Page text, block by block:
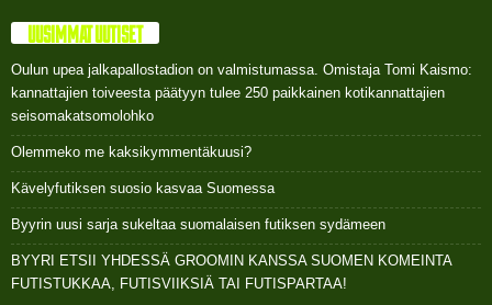
UUSIMMAT UUTISET
Oulun upea jalkapallostadion on valmistumassa. Omistaja Tomi Kaismo:
kannattajien toiveesta päätyyn tulee 250 paikkainen kotikannattajien
seisomakatsomolohko
Olemmeko me kaksikymmentäkuusi?
Kävelyfutiksen suosio kasvaa Suomessa
Byyrin uusi sarja sukeltaa suomalaisen futiksen sydämeen
BYYRI ETSII YHDESSÄ GROOMIN KANSSA SUOMEN KOMEINTA
FUTISTUKKAA, FUTISVIIKSIÄ TAI FUTISPARTAA!